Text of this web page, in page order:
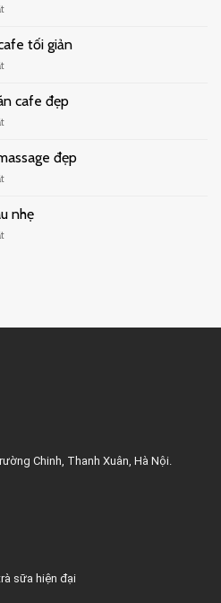
ở
dán
tường
quán
sữa
đại
tối giản
ở
decor
quán
cafe
giản
cafe đẹp
ở
treo
quán
đẹp
đẹp
ở
treo
phòng
massage
nhẹ
ở
Chinh, Thanh Xuân, Hà Nội.
sữa hiện đại